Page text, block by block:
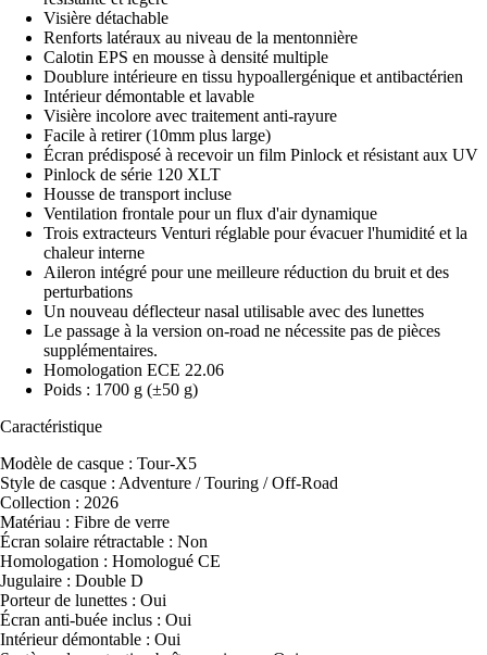
Visière détachable
Renforts latéraux au niveau de la mentonnière
Calotin EPS en mousse à densité multiple
Doublure intérieure en tissu hypoallergénique et antibactérien
Intérieur démontable et lavable
Visière incolore avec traitement anti-rayure
Facile à retirer (10mm plus large)
Écran prédisposé à recevoir un film Pinlock et résistant aux UV
Pinlock de série 120 XLT
Housse de transport incluse
Ventilation frontale pour un flux d'air dynamique
Trois extracteurs Venturi réglable pour évacuer l'humidité et la
chaleur interne
Aileron intégré pour une meilleure réduction du bruit et des
perturbations
Un nouveau déflecteur nasal utilisable avec des lunettes
Le passage à la version on-road ne nécessite pas de pièces
supplémentaires.
Homologation ECE 22.06
Poids : 1700 g (±50 g)
Caractéristique
Modèle de casque : Tour-X5
Style de casque : Adventure / Touring / Off-Road
Collection : 2026
Matériau : Fibre de verre
Écran solaire rétractable : Non
Homologation : Homologué CE
Jugulaire : Double D
Porteur de lunettes : Oui
Écran anti-buée inclus : Oui
Intérieur démontable : Oui